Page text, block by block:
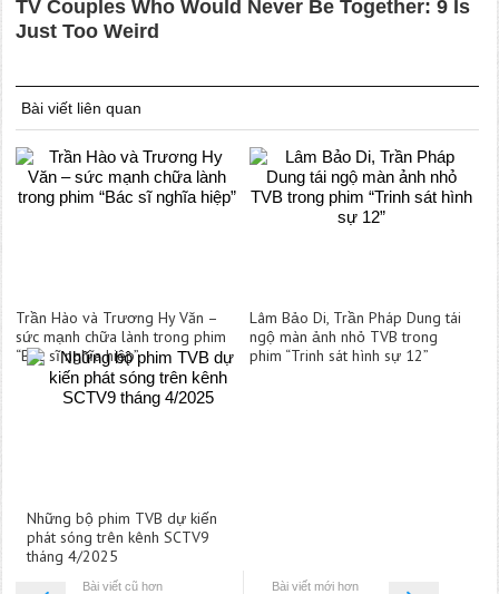
Bài viết liên quan
Trần Hào và Trương Hy Văn –
sức mạnh chữa lành trong phim
“Bác sĩ nghĩa hiệp”
Lâm Bảo Di, Trần Pháp Dung tái
ngộ màn ảnh nhỏ TVB trong
phim “Trinh sát hình sự 12”
Những bộ phim TVB dự kiến
phát sóng trên kênh SCTV9
tháng 4/2025
Bài viết cũ hơn Bài viết mới hơn